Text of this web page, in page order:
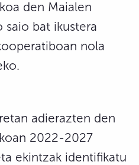
den Maialen
saio bat ikustera
nola
adierazten den
2022-2027
ekintzak identifikatu